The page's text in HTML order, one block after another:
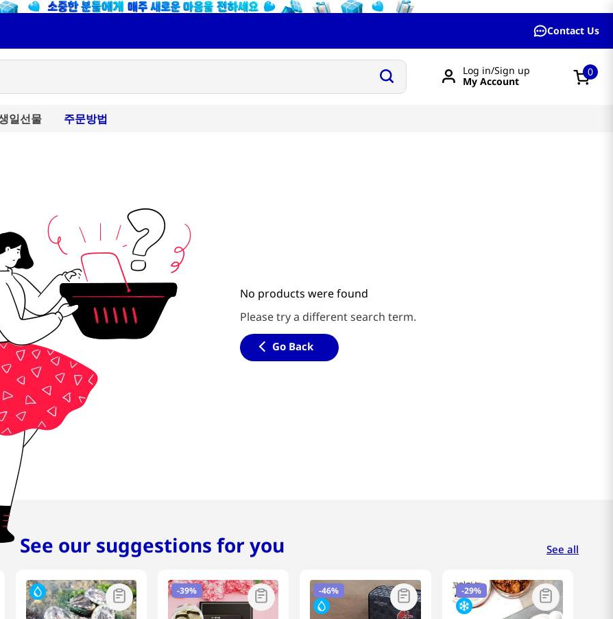
Contact Us
Log in/Sign up
My Account
0
일선물 주문방법
No products were found
Please try a different search term.
Go Back
See our suggestions for you
-39% -46% -29%
See all